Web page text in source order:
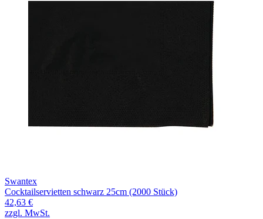
Swantex
Cocktailservietten schwarz 25cm (2000 Stück)
42,63 €
zzgl. MwSt.